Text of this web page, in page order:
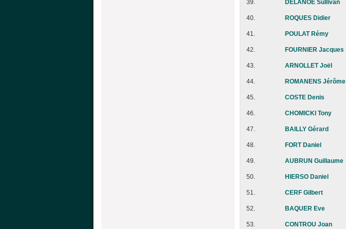
39. DELANOE Sullivan
40. ROQUES Didier
41. POULAT Rémy
42. FOURNIER Jacques
43. ARNOLLET Joël
44. ROMANENS Jérôme
45. COSTE Denis
46. CHOMICKI Tony
47. BAILLY Gérard
48. FORT Daniel
49. AUBRUN Guillaume
50. HIERSO Daniel
51. CERF Gilbert
52. BAQUER Eve
53. CONTROU Joan